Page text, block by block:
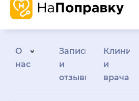
О
нас
Запись
и
отзывы
и
врачам